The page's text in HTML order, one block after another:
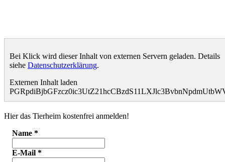
Bei Klick wird dieser Inhalt von externen Servern geladen. Details
siehe Datenschutzerklärung.
Externen Inhalt laden
Hier das Tierheim kostenfrei anmelden!
Name *
E-Mail *